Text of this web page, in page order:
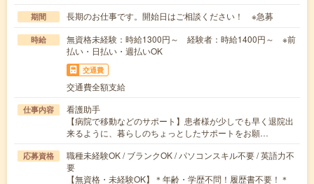
期間 長期のお仕事です。開始日はご相談ください！ ※急募
時給
無資格未経験：時給1300円～ 経験者：時給1400円～ ※前
払い・日払い・週払いOK
交通費
交通費全額支給
仕事内容
看護助手
【病院で移動などのサポート】患者様が少しでも早く退院出
来るように、暮らしのちょっとしたサポートをお願…
応募資格
職種未経験OK / ブランクOK / パソコンスキル不要 / 英語力不
要
【無資格・未経験OK】＊年齢・学歴不問！履歴書不要！＊